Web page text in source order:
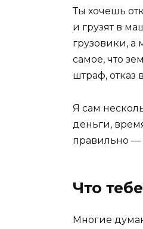
Ты хочешь
и грузят в
грузовики, а
самое, что
штраф, отказ
Я сам
деньги,
правильно —
Что
Многие